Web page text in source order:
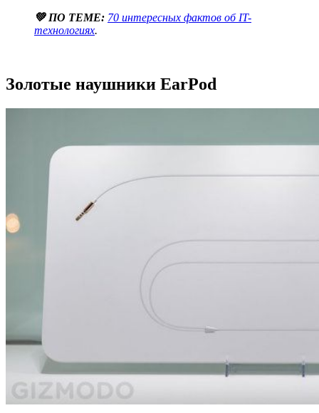
💚 ПО ТЕМЕ: 70 интересных фактов об IT-
технологиях.
Золотые наушники EarPod